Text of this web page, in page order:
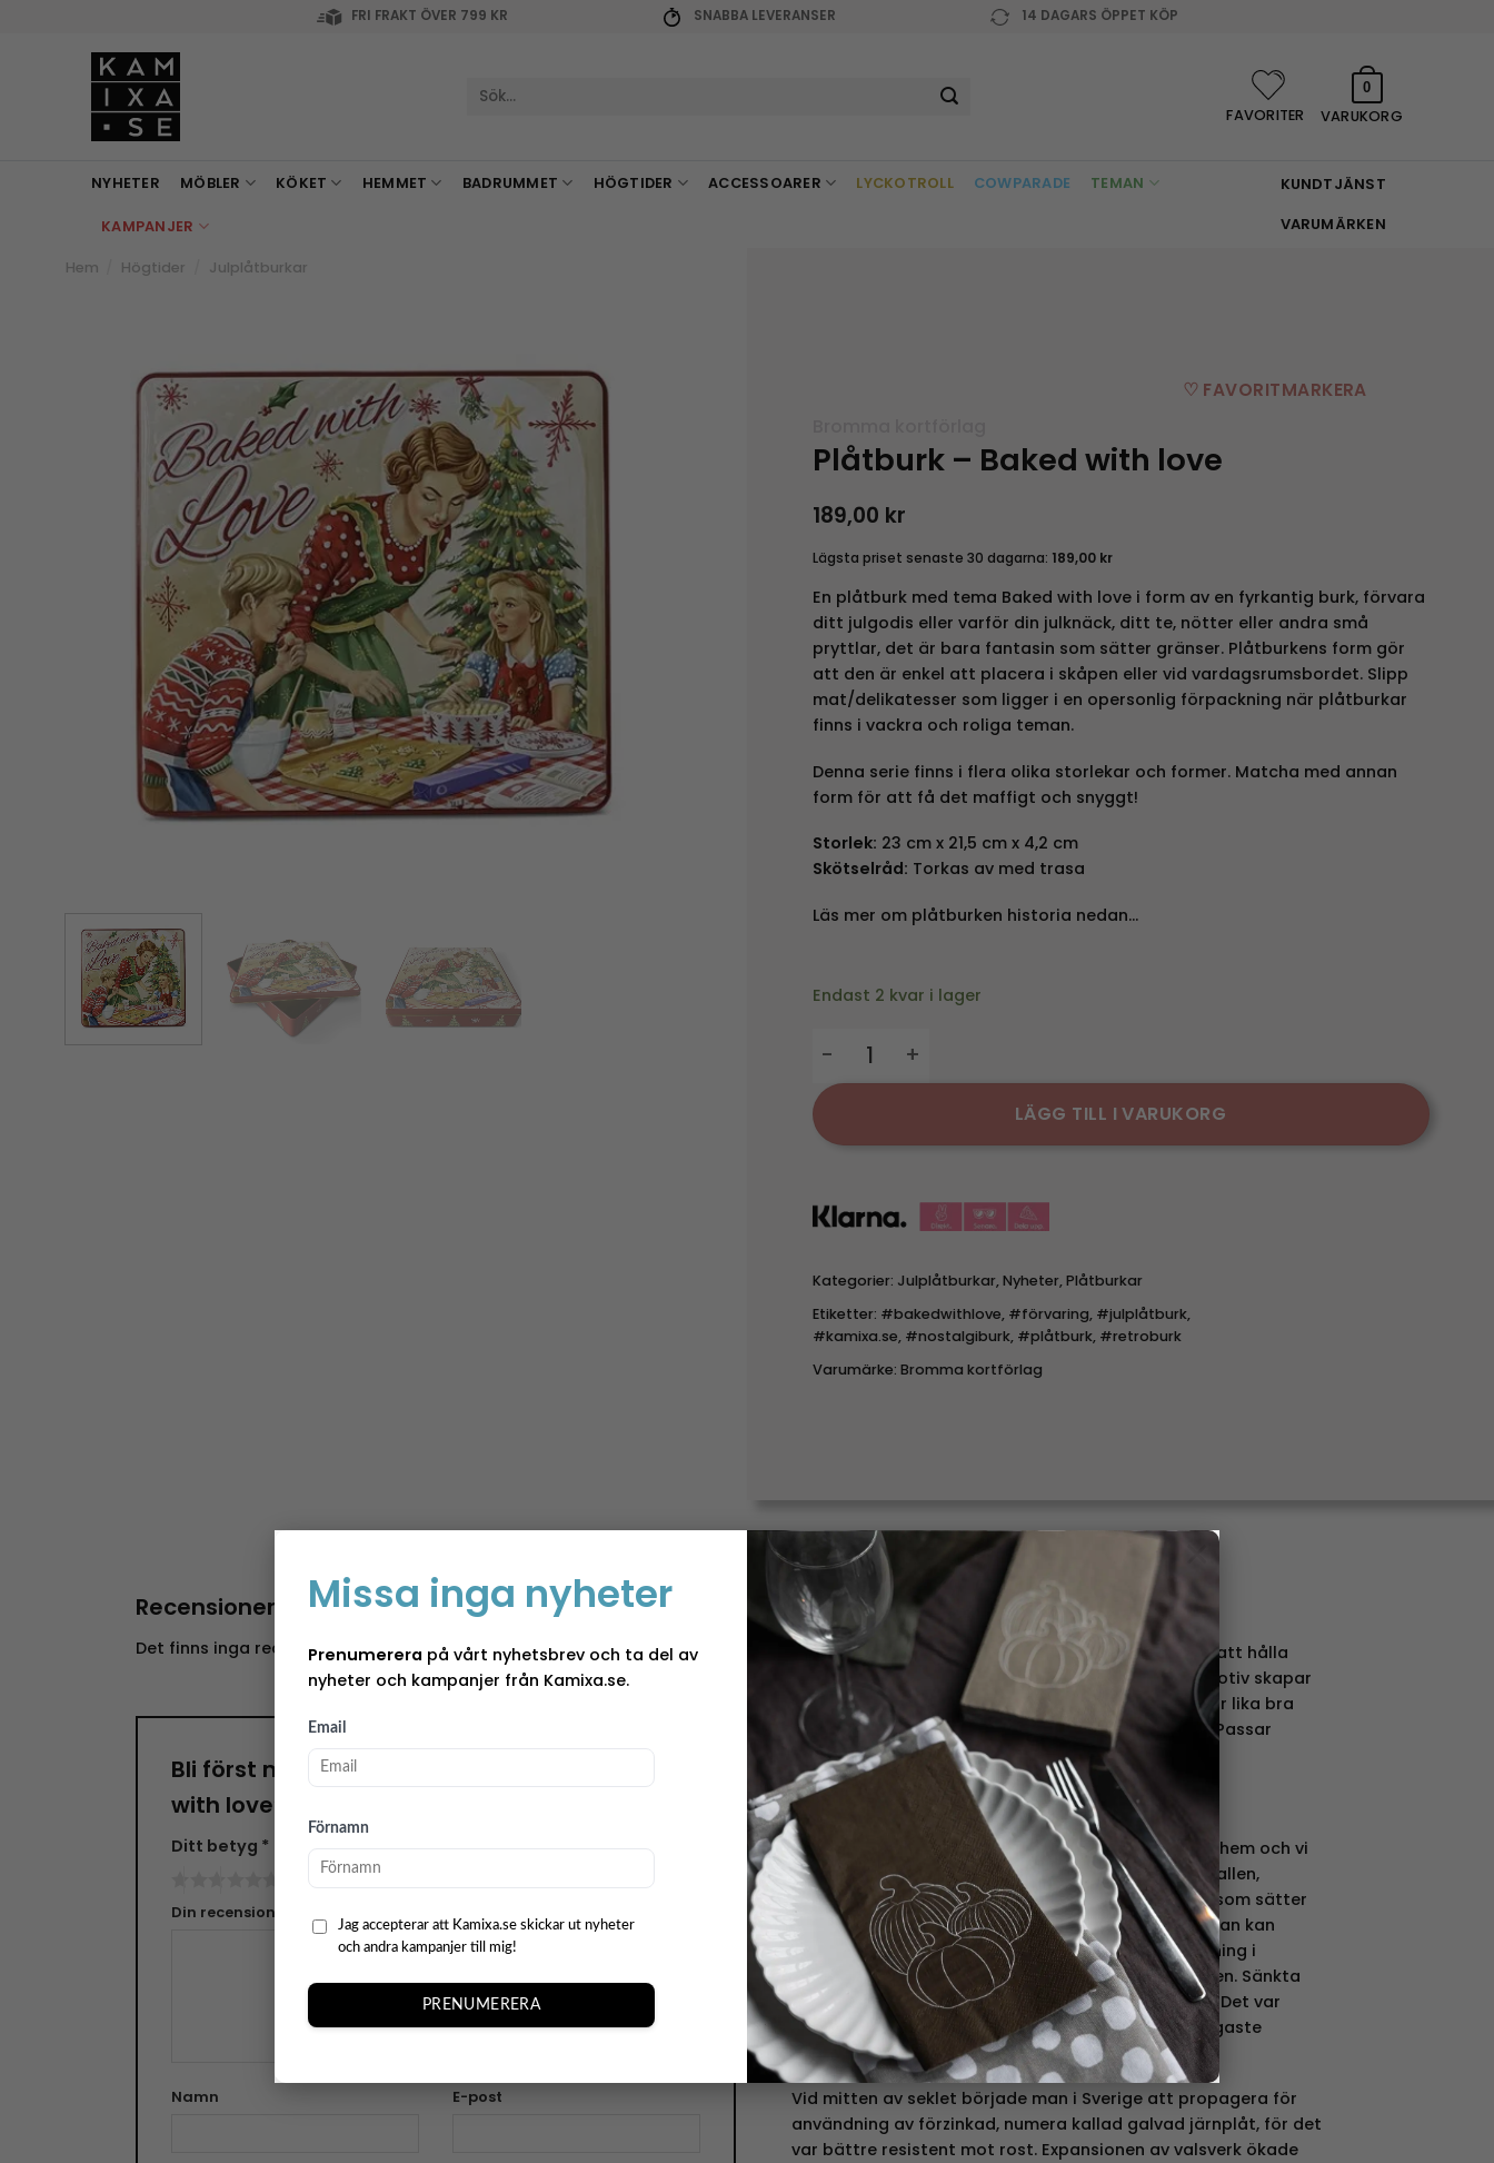
Missa inga nyheter
Prenumerera på vårt nyhetsbrev och ta del av
nyheter och kampanjer från Kamixa.se.
Email
Förnamn
Jag accepterar att Kamixa.se skickar ut nyheter
och andra kampanjer till mig!
PRENUMERERA
×
FRI FRAKT ÖVER 799 KR SNABBA LEVERANSER 14 DAGARS ÖPPET KÖP
Sök
FAVORITER VARUKORG
0
NYHETER MÖBLER KÖKET HEMMET BADRUMMET HÖGTIDER ACCESSOARER LYCKOTROLL COWPARADE TEMAN
KAMPANJER
KUNDTJÄNST
VARUMÄRKEN
Hem Högtider Julplåtburkar
♡ FAVORITMARKERA
Plåtburk – Baked with love
189,00 kr
Lägsta priset senaste 30 dagarna: 189,00 kr
En plåtburk med tema Baked with love i form av en fyrkantig burk, förvara
ditt julgodis eller varför din julknäck, ditt te, nötter eller andra små
pryttlar, det är bara fantasin som sätter gränser. Plåtburkens form gör
att den är enkel att placera i skåpen eller vid vardagsrumsbordet. Slipp
mat/delikatesser som ligger i en opersonlig förpackning när plåtburkar
finns i vackra och roliga teman.
Denna serie finns i flera olika storlekar och former. Matcha med annan
form för att få det maffigt och snyggt!
Storlek: 23 cm x 21,5 cm x 4,2 cm
Skötselråd: Torkas av med trasa
Läs mer om plåtburken historia nedan…
Endast 2 kvar i lager
LÄGG TILL I VARUKORG
Kategorier: Julplåtburkar,Nyheter,Plåtburkar
Etiketter: #bakedwithlove, #förvaring, #julplåtburk,
#kamixa.se, #nostalgiburk, #plåtburk, #retroburk
Varumärke: Bromma kortförlag
Recensioner
Det finns inga recensioner än.
Bli först med att recensera ”Plåtburk – Baked
with love”
Ditt betyg *
Din recension
Namn E-post
Plåtburk Baked with love
Charmig och nostalgisk förvaringsburk perfekt för att hålla
hembakta godsaker. Med sitt hemtrevliga designmotiv skapar
den en mysig känsla i köket och plåtburken fungerar lika bra
som en dekorativ detalj som en praktisk förvaring. Passar
perfekt under julsäsongen.
Idag är plåtburken en stor favorit i många svenska hem och vi
kan se burkar både här och där i hemmet. I köket, hallen,
tvättstugan och badrummet. Det är bara fantasin som sätter
gränser på vad man kan ha burkarna till och vart man kan
placera dem. I början av 1800-talet kunde plåtvalsning i
valsverk på allvar rivalisera med smidestillverkningen. Sänkta
priser gjorde att nyttjandet av plåt ökad drastiskt. Det var
dock ännu dyrbart och trä var fortfarande det billigaste
materialet.
Vid mitten av seklet började man i Sverige att propagera för
användning av förzinkad, numera kallad galvad järnplåt, för det
var bättre resistent mot rost. Expansionen av valsverk ökade